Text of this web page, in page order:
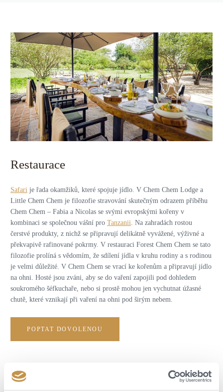
Restaurace
Safari je řada okamžiků, které spojuje jídlo. V Chem Chem Lodge a
Little Chem Chem je filozofie stravování skutečným odrazem příběhu
Chem Chem – Fabia a Nicolas se svými evropskými kořeny v
kombinaci se společnou vášní pro Tanzanii . Na zahradách rostou
čerstvé produkty, z nichž se připravují delikátně vyvážené, výživné a
překvapivě rafinované pokrmy. V restauraci Forest Chem Chem se tato
filozofie prolíná s vědomím, že sdílení jídla v kruhu rodiny a s rodinou
je velmi důležité. V Chem Chem se vrací ke kořenům a připravují jídlo
na ohni. Hosté jsou zváni, aby se do vaření zapojili pod dohledem
soukromého šéfkuchaře, nebo si prostě mohou jen vychutnat úžasné
chutě, které vznikají při vaření na ohni pod širým nebem.
POPTAT DOVOLENOU